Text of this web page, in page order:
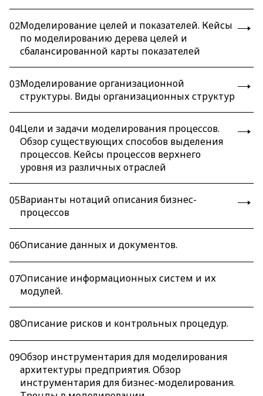
02Моделирование целей и показателей. Кейсы
по моделированию дерева целей и
сбалансированной карты показателей
03Моделирование организационной
структуры. Виды организационных структур
04Цели и задачи моделирования процессов.
Обзор существующих способов выделения
процессов. Кейсы процессов верхнего
уровня из различных отраслей
05Варианты нотаций описания бизнес-
процессов
06Описание данных и документов.
07Описание информационных систем и их
модулей.
08Описание рисков и контрольных процедур.
09Обзор инструментария для моделирования
архитектуры предприятия. Обзор
инструментария для бизнес-моделирования.